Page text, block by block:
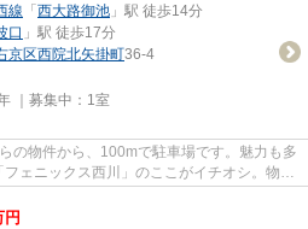
線 「 西大路御池 」駅 徒歩14分
口 」駅 徒歩17分
京区西院北矢掛町36-4
｜募集中： 1室
の物件から、100mで駐車場です。魅力も多
ェニックス西川」のここがイチオシ。物件
円